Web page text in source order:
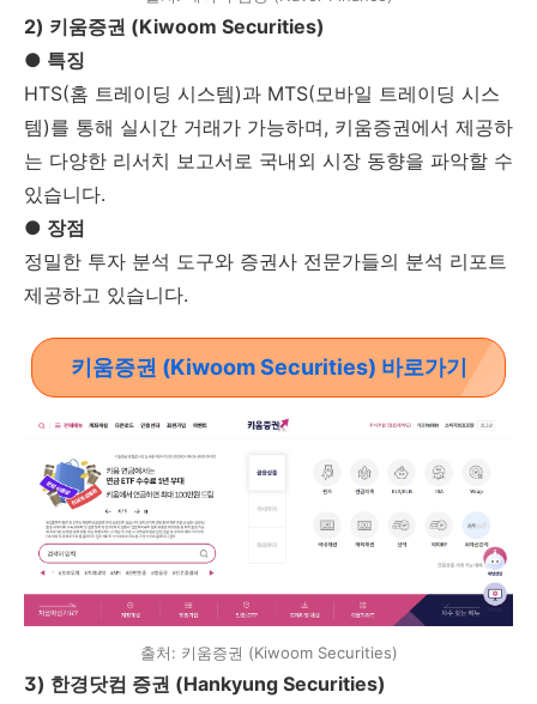
2) 키움증권 (Kiwoom Securities)
● 특징
HTS(홈 트레이딩 시스템)과 MTS(모바일 트레이딩 시스
템)를 통해 실시간 거래가 가능하며, 키움증권에서 제공하
는 다양한 리서치 보고서로 국내외 시장 동향을 파악할 수
있습니다.
● 장점
정밀한 투자 분석 도구와 증권사 전문가들의 분석 리포트
제공하고 있습니다.
키움증권 (Kiwoom Securities) 바로가기
출처: 키움증권 (Kiwoom Securities)
3) 한경닷컴 증권 (Hankyung Securities)